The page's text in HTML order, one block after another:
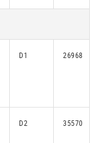
D1 26968
D2 35570